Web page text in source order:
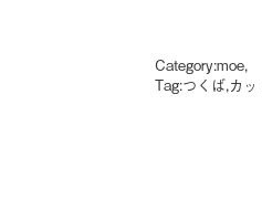
Category:moe,
Tag:つくば,カ